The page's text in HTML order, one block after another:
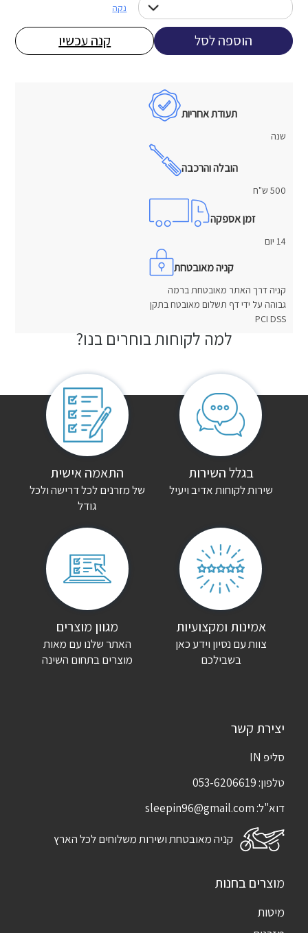
נקה
הוספה לסל קנה עכשיו
תעודת אחריות
שנה
הובלה והרכבה
500 ש"ח
זמן אספקה
14 יום
קניה מאובטחת
קניה דרך האתר מאובטחת ברמה
גבוהה על ידי דף תשלום מאובטח בתקן
PCI DSS
אין עדיין חוות דעת.
היה הראשון לכתוב סקירה “בסיס מרופד רוני”
האימייל לא יוצג באתר.
שדות החובה מסומנים
שמור בדפדפן זה את השם, האימייל והאתר שלי לפעם הבאה שאגיב.
למה לקוחות בוחרים בנו?
בגלל השירות
שירות לקוחות אדיב ויעיל
התאמה אישית
של מזרנים לכל דרישה ולכל
גודל
אמינות ומקצועיות
צוות עם נסיון וידע כאן
בשבילכם
מגוון מוצרים
האתר שלנו עם מאות
מוצרים בתחום השינה
יצירת קשר
סליפ IN
טלפון:053-6206619
דוא"ל:sleepin96@gmail.com
קניה מאובטחת ושירות משלוחים לכל הארץ
מוצרים בחנות
מיטות